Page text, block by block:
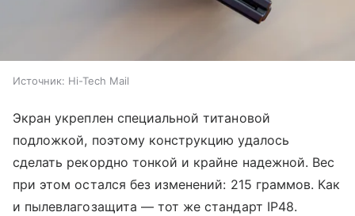
Источник: Hi-Tech Mail
Экран укреплен специальной титановой
подложкой, поэтому конструкцию удалось
сделать рекордно тонкой и крайне надежной. Вес
при этом остался без изменений: 215 граммов. Как
и пылевлагозащита — тот же стандарт IP48.